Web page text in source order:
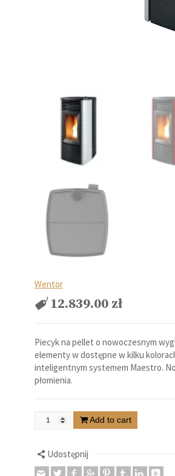
Wentor
12.839.00 zł
Piecyk na pellet o nowoczesnym
elementy w dostępne w kilku
inteligentnym systemem Maestro.
płomienia.
Add to cart
Udostępnij